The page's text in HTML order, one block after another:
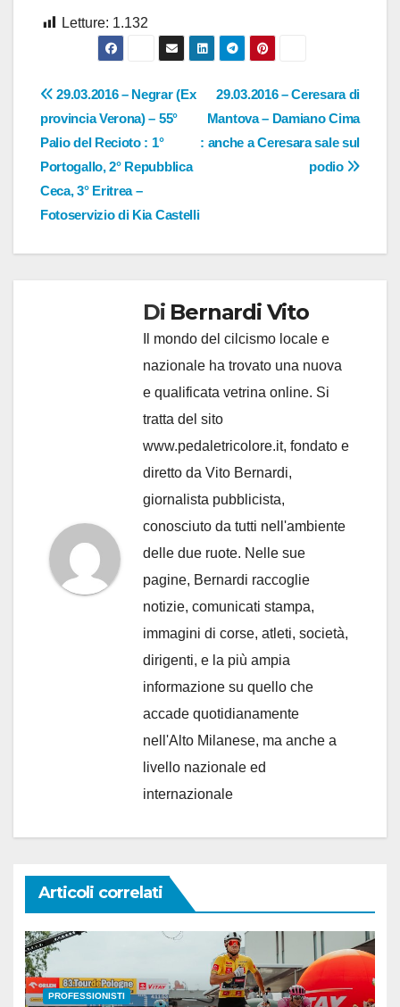
Letture: 1.132
Navigazione
articoli
29.03.2016 – Ceresara di
Mantova – Damiano Cima
: anche a Ceresara sale sul
podio
29.03.2016 – Negrar (Ex
provincia Verona) – 55°
Palio del Recioto : 1°
Portogallo, 2° Repubblica
Ceca, 3° Eritrea –
Fotoservizio di Kia Castelli
Di Bernardi Vito
Il mondo del cilcismo locale e
nazionale ha trovato una nuova
e qualificata vetrina online. Si
tratta del sito
www.pedaletricolore.it, fondato e
diretto da Vito Bernardi,
giornalista pubblicista,
conosciuto da tutti nell'ambiente
delle due ruote. Nelle sue
pagine, Bernardi raccoglie
notizie, comunicati stampa,
immagini di corse, atleti, società,
dirigenti, e la più ampia
informazione su quello che
accade quotidianamente
nell'Alto Milanese, ma anche a
livello nazionale ed
internazionale
Articoli correlati
PROFESSIONISTI